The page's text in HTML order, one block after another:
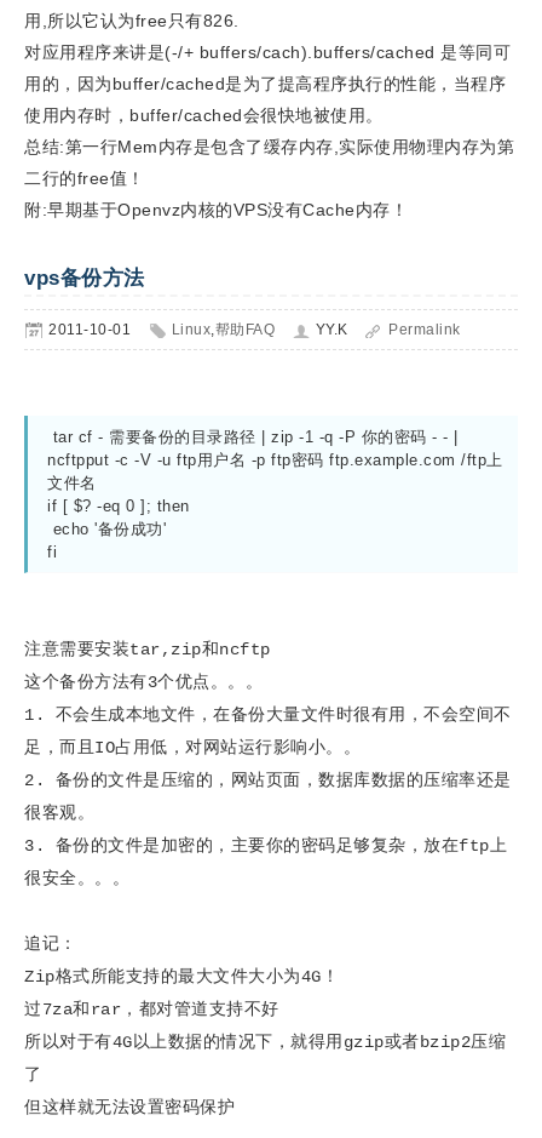
用,所以它认为free只有826.
对应用程序来讲是(-/+ buffers/cach).buffers/cached 是等同可
用的，因为buffer/cached是为了提高程序执行的性能，当程序
使用内存时，buffer/cached会很快地被使用。
总结:第一行Mem内存是包含了缓存内存,实际使用物理内存为第
二行的free值！
附:早期基于Openvz内核的VPS没有Cache内存！
vps备份方法
2011-10-01 Linux,帮助FAQ YY.K Permalink
ncftpput -c -V -u ftp用户名 -p ftp密码 ftp.example.com /ftp上
文件名
if [ $? -eq 0 ]; then
fi
注意需要安装tar,zip和ncftp
这个备份方法有3个优点。。。
1. 不会生成本地文件，在备份大量文件时很有用，不会空间不
足，而且IO占用低，对网站运行影响小。。
2. 备份的文件是压缩的，网站页面， 数据库数据的压缩率还是
很客观。
3. 备份的文件是加密的，主要你的密码足够复杂，放在ftp上
很安全。。。
追记：
Zip格式所能支持的最大文件大小为4G！
过7za和rar，都对管道支持不好
所以对于有4G以上数据的情况下，就得用gzip或者bzip2压缩
了
但这样就无法设置密码保护